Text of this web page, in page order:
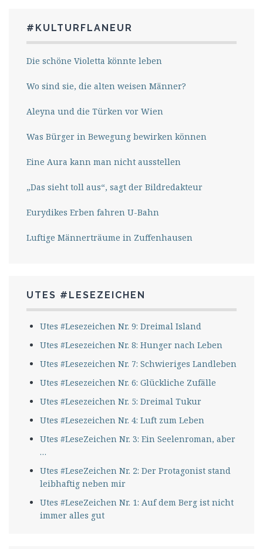
#KULTURFLANEUR
Die schöne Violetta könnte leben
Wo sind sie, die alten weisen Männer?
Aleyna und die Türken vor Wien
Was Bürger in Bewegung bewirken können
Eine Aura kann man nicht ausstellen
„Das sieht toll aus“, sagt der Bildredakteur
Eurydikes Erben fahren U-Bahn
Luftige Männerträume in Zuffenhausen
UTES #LESEZEICHEN
Utes #Lesezeichen Nr. 9: Dreimal Island
Utes #Lesezeichen Nr. 8: Hunger nach Leben
Utes #Lesezeichen Nr. 7: Schwieriges Landleben
Utes #Lesezeichen Nr. 6: Glückliche Zufälle
Utes #Lesezeichen Nr. 5: Dreimal Tukur
Utes #Lesezeichen Nr. 4: Luft zum Leben
Utes #LeseZeichen Nr. 3: Ein Seelenroman, aber
…
Utes #LeseZeichen Nr. 2: Der Protagonist stand
leibhaftig neben mir
Utes #LeseZeichen Nr. 1: Auf dem Berg ist nicht
immer alles gut